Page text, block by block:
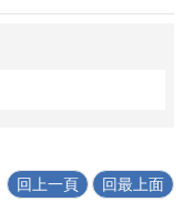
回上一頁 回最上面